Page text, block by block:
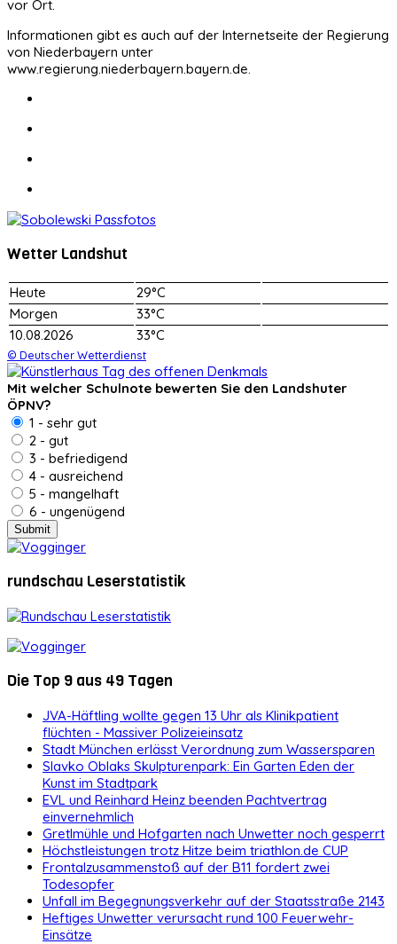
vor Ort.
Informationen gibt es auch auf der Internetseite der Regierung
von Niederbayern unter
www.regierung.niederbayern.bayern.de.
Wetter Landshut
Heute
29°C
Morgen
33°C
10.08.2026
33°C
© Deutscher Wetterdienst
Mit welcher Schulnote bewerten Sie den Landshuter
ÖPNV?
1 - sehr gut
2 - gut
3 - befriedigend
4 - ausreichend
5 - mangelhaft
6 - ungenügend
rundschau Leserstatistik
Die Top 9 aus 49 Tagen
JVA-Häftling wollte gegen 13 Uhr als Klinikpatient
flüchten - Massiver Polizeieinsatz
Stadt München erlässt Verordnung zum Wassersparen
Slavko Oblaks Skulpturenpark: Ein Garten Eden der
Kunst im Stadtpark
EVL und Reinhard Heinz beenden Pachtvertrag
einvernehmlich
Gretlmühle und Hofgarten nach Unwetter noch gesperrt
Höchstleistungen trotz Hitze beim triathlon.de CUP
Frontalzusammenstoß auf der B11 fordert zwei
Todesopfer
Unfall im Begegnungsverkehr auf der Staatsstraße 2143
Heftiges Unwetter verursacht rund 100 Feuerwehr-
Einsätze